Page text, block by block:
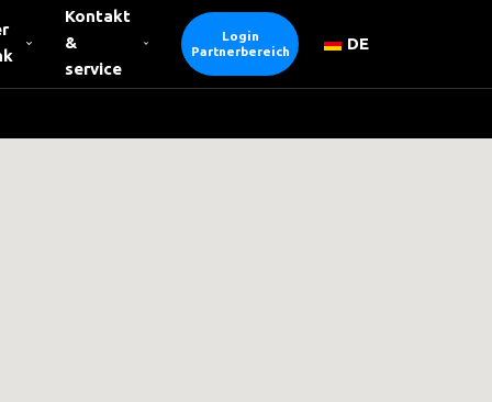
Kontakt
&
service
Login
Partnerbereich
DE